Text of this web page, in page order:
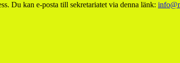
Du kan e-posta till sekretariatet via denna länk: